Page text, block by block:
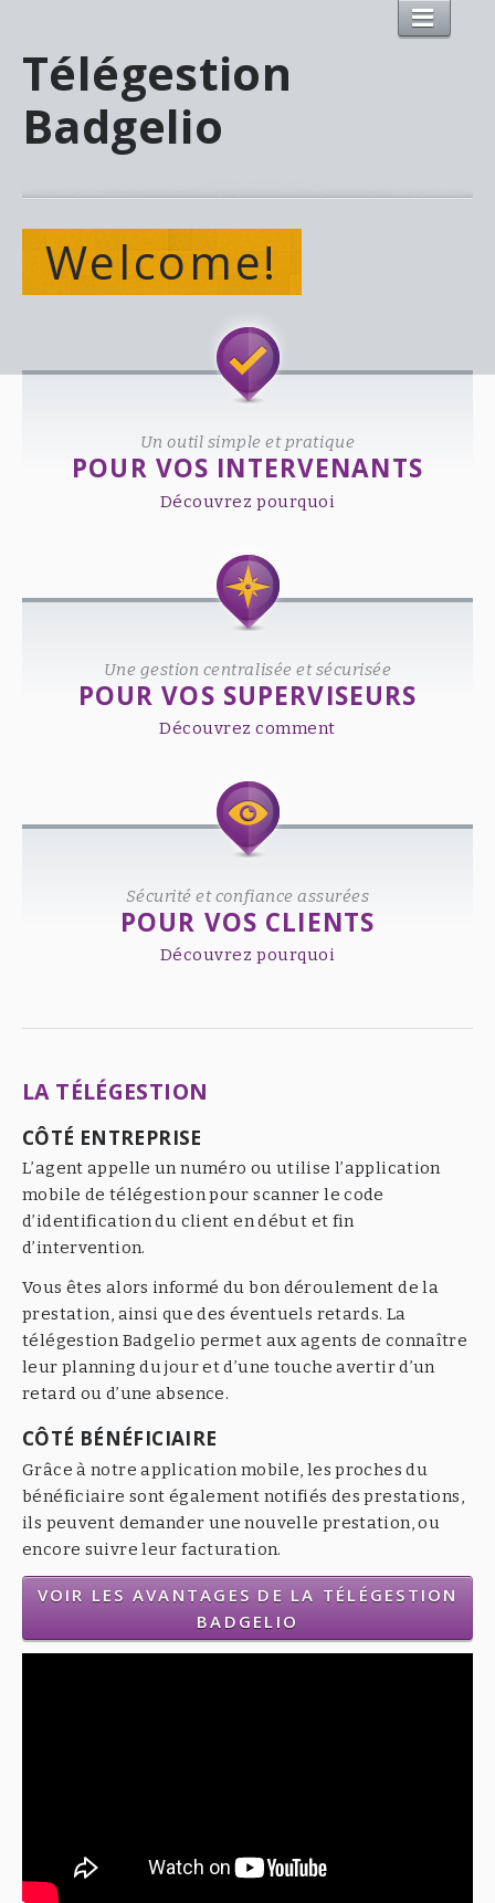
Télégestion
Badgelio
Welcome!
Un outil simple et pratique
POUR VOS INTERVENANTS
Découvrez pourquoi
Une gestion centralisée et sécurisée
POUR VOS SUPERVISEURS
Découvrez comment
Sécurité et confiance assurées
POUR VOS CLIENTS
Découvrez pourquoi
LA TÉLÉGESTION
CÔTÉ ENTREPRISE
L’agent appelle un numéro ou utilise l’application
mobile de télégestion pour scanner le code
d’identification du client en début et fin
d’intervention.
Vous êtes alors informé du bon déroulement de la
prestation, ainsi que des éventuels retards. La
télégestion Badgelio permet aux agents de connaître
leur planning du jour et d’une touche avertir d’un
retard ou d’une absence.
CÔTÉ BÉNÉFICIAIRE
Grâce à notre application mobile, les proches du
bénéficiaire sont également notifiés des prestations,
ils peuvent demander une nouvelle prestation, ou
encore suivre leur facturation.
VOIR LES AVANTAGES DE LA TÉLÉGESTION
BADGELIO